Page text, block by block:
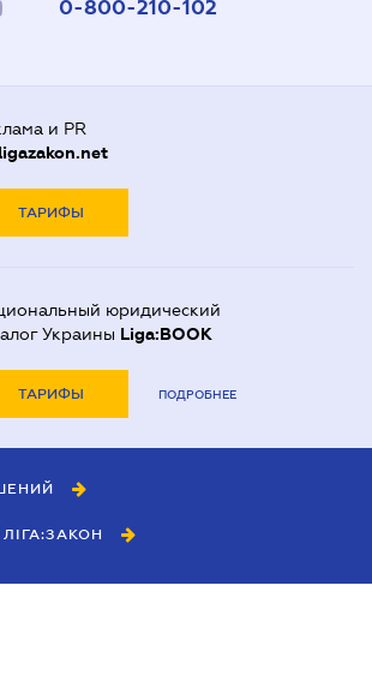
0-800-210-102
и PR
ligazakon.net
ТАРИФЫ
юридический
Украины Liga:BOOK
ТАРИФЫ ПОДРОБНЕЕ